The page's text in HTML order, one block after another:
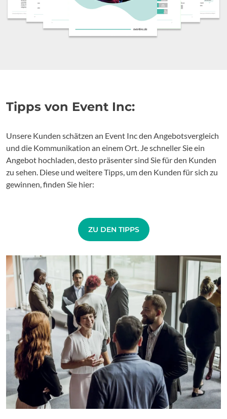
Tipps von Event Inc:
Unsere Kunden schätzen an Event Inc den Angebotsvergleich
und die Kommunikation an einem Ort. Je schneller Sie ein
Angebot hochladen, desto präsenter sind Sie für den Kunden
zu sehen. Diese und weitere Tipps, um den Kunden für sich zu
gewinnen, finden Sie hier:
ZU DEN TIPPS